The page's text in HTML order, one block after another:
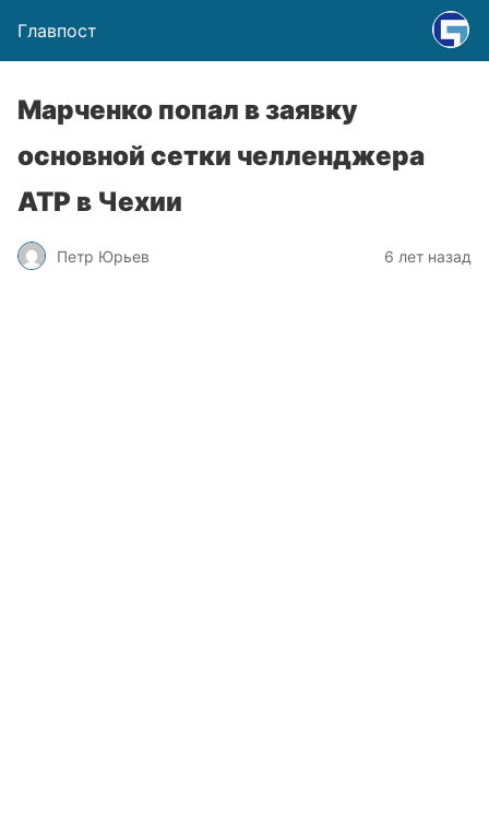
Главпост
Марченко попал в заявку
основной сетки челленджера
ATP в Чехии
Петр Юрьев 6 лет назад